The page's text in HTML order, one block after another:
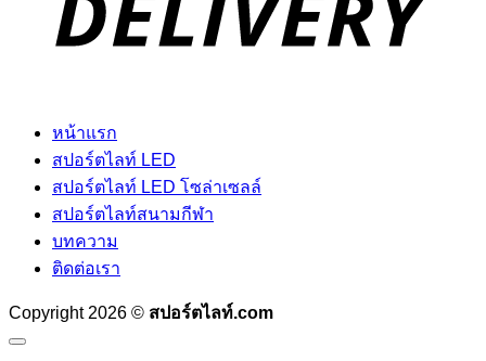
หน้าแรก
สปอร์ตไลท์ LED
สปอร์ตไลท์ LED โซล่าเซลล์
สปอร์ตไลท์สนามกีฬา
บทความ
ติดต่อเรา
Copyright 2026 © สปอร์ตไลท์.com